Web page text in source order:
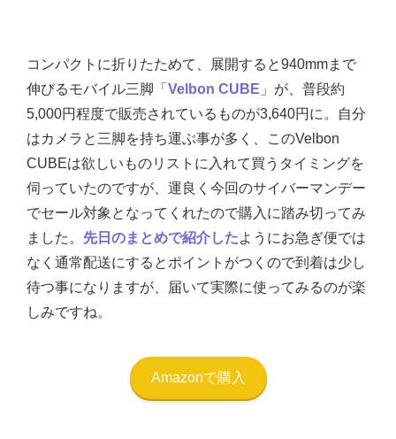
コンパクトに折りたためて、展開すると940mmまで
伸びるモバイル三脚「 Velbon CUBE 」が、普段約
5,000円程度で販売されているものが3,640円に。自分
はカメラと三脚を持ち運ぶ事が多く、このVelbon
CUBEは欲しいものリストに入れて買うタイミングを
伺っていたのですが、運良く今回のサイバーマンデー
でセール対象となってくれたので購入に踏み切ってみ
ました。 先日のまとめで紹介したようにお急ぎ便では
なく通常配送にするとポイントがつくので到着は少し
待つ事になりますが、届いて実際に使ってみるのが楽
しみですね。
Amazonで購入